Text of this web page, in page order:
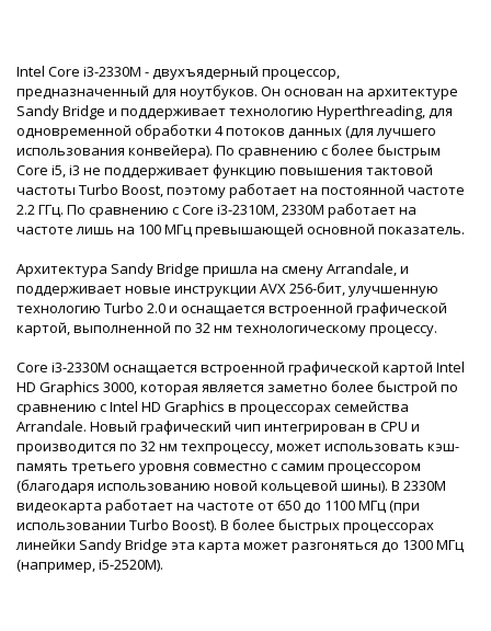
Intel Core i3-2330M - двухъядерный процессор,
предназначенный для ноутбуков. Он основан на архитектуре
Sandy Bridge и поддерживает технологию Hyperthreading, для
одновременной обработки 4 потоков данных (для лучшего
использования конвейера). По сравнению с более быстрым
Core i5, i3 не поддерживает функцию повышения тактовой
частоты Turbo Boost, поэтому работает на постоянной частоте
2.2 ГГц. По сравнению с Core i3-2310M, 2330M работает на
частоте лишь на 100 МГц превышающей основной показатель.
Архитектура Sandy Bridge пришла на смену Arrandale, и
поддерживает новые инструкции AVX 256-бит, улучшенную
технологию Turbo 2.0 и оснащается встроенной графической
картой, выполненной по 32 нм технологическому процессу.
Core i3-2330M оснащается встроенной графической картой Intel
HD Graphics 3000, которая является заметно более быстрой по
сравнению с Intel HD Graphics в процессорах семейства
Arrandale. Новый графический чип интегрирован в CPU и
производится по 32 нм техпроцессу, может использовать кэш-
память третьего уровня совместно с самим процессором
(благодаря использованию новой кольцевой шины). В 2330M
видеокарта работает на частоте от 650 до 1100 МГц (при
использовании Turbo Boost). В более быстрых процессорах
линейки Sandy Bridge эта карта может разгоняться до 1300 МГц
(например, i5-2520M).